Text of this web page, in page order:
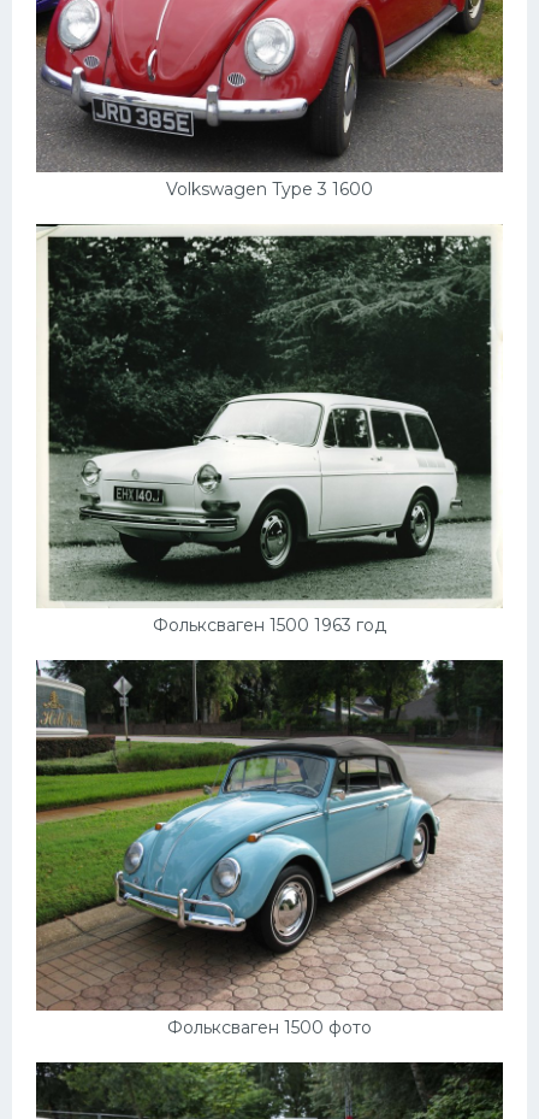
Volkswagen Type 3 1600
Фольксваген 1500 1963 год
Фольксваген 1500 фото